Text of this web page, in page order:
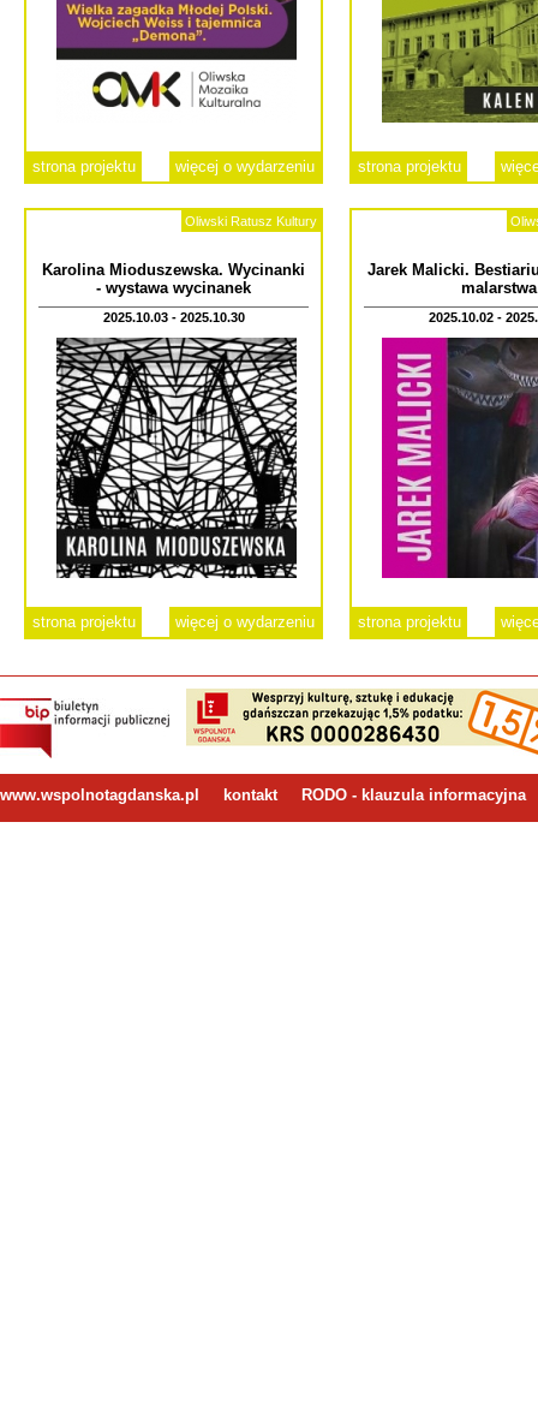
strona projektu więcej o wydarzeniu strona projektu
Oliwski Ratusz Kultury
Karolina Mioduszewska. Wycinanki
- wystawa wycinanek
2025.10.03 - 2025.10.30
strona projektu więcej o wydarzeniu
Jarek Malicki.
malarstwa
2025.10.02 -
strona projektu
www.wspolnotagdanska.pl kontakt RODO - klauzula informacyjna